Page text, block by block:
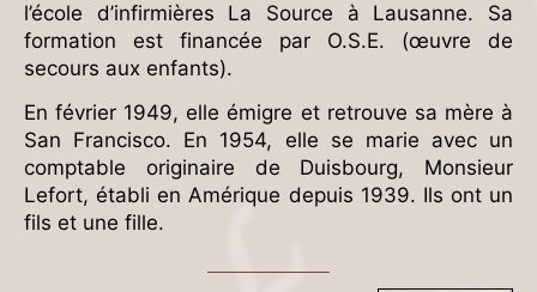
l’école d’infirmières La Source à Lausanne. Sa
formation est financée par O.S.E. (œuvre de
secours aux enfants).
En février 1949, elle émigre et retrouve sa mère à
San Francisco. En 1954, elle se marie avec un
comptable originaire de Duisbourg, Monsieur
Lefort, établi en Amérique depuis 1939. Ils ont un
fils et une fille.